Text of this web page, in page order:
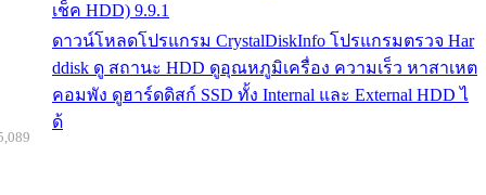
เช็ค HDD) 9.9.1
ดาวน์โหลดโปรแกรม CrystalDiskInfo โปรแกรมตรวจ Har
ddisk ดู สถานะ HDD ดูอุณหภูมิเครื่อง ความเร็ว หาสาเหต
คอมพัง ดูฮาร์ดดิสก์ SSD ทั้ง Internal และ External HDD ไ
ด้